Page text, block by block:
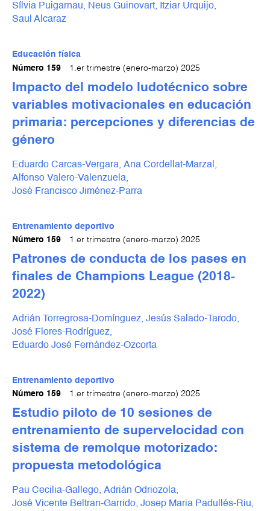
Sílvia Puigarnau, Neus Guinovart, Itziar Urquijo,
Saul Alcaraz
Educación física
Número 159
1.er trimestre (enero-marzo) 2025
Impacto del modelo ludotécnico sobre
variables motivacionales en educación
primaria: percepciones y diferencias de
género
Eduardo Carcas-Vergara, Ana Cordellat-Marzal,
Alfonso Valero-Valenzuela,
José Francisco Jiménez-Parra
Entrenamiento deportivo
Número 159
1.er trimestre (enero-marzo) 2025
Patrones de conducta de los pases en
finales de Champions League (2018-
2022)
Adrián Torregrosa-Domínguez, Jesús Salado-Tarodo,
José Flores-Rodríguez,
Eduardo José Fernández-Ozcorta
Entrenamiento deportivo
Número 159
1.er trimestre (enero-marzo) 2025
Estudio piloto de 10 sesiones de
entrenamiento de supervelocidad con
sistema de remolque motorizado:
propuesta metodológica
Pau Cecilia-Gallego, Adrián Odriozola,
José Vicente Beltran-Garrido, Josep Maria Padullés-Riu,